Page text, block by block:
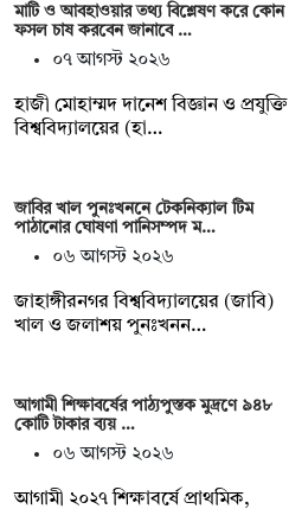
মাটি ও আবহাওয়ার তথ্য বিশ্লেষণ করে কোন
ফসল চাষ করবেন জানাবে …
০৭ আগস্ট ২০২৬
হাজী মোহাম্মদ দানেশ বিজ্ঞান ও প্রযুক্তি
বিশ্ববিদ্যালয়ের (হা…
জাবির খাল পুনঃখননে টেকনিক্যাল টিম
পাঠানোর ঘোষণা পানিসম্পদ ম…
০৬ আগস্ট ২০২৬
‎‎জাহাঙ্গীরনগর বিশ্ববিদ্যালয়ের (জাবি)
খাল ও জলাশয় পুনঃখনন…
আগামী শিক্ষাবর্ষের পাঠ্যপুস্তক মুদ্রণে ৯৪৮
কোটি টাকার ব্যয় …
০৬ আগস্ট ২০২৬
আগামী ২০২৭ শিক্ষাবর্ষে প্রাথমিক,